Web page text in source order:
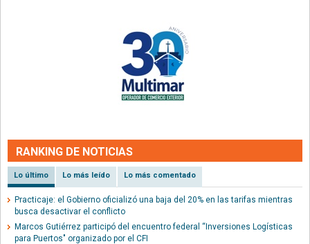
RANKING DE NOTICIAS
Lo último Lo más leído Lo más comentado
Practicaje: el Gobierno oficializó una baja del 20% en las tarifas mientras
busca desactivar el conflicto
Marcos Gutiérrez participó del encuentro federal “Inversiones Logísticas
para Puertos" organizado por el CFI